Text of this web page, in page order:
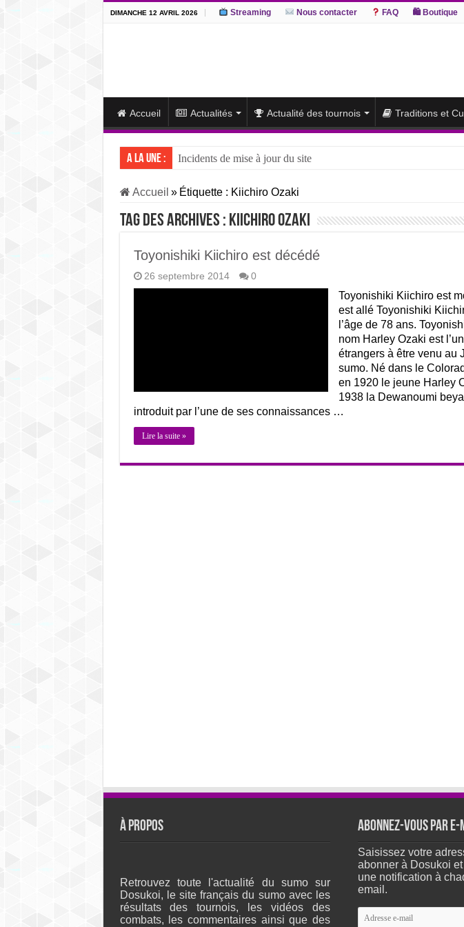
DIMANCHE 12 AVRIL 2026 Streaming Nous contacter FAQ 🛍 Boutique
Accueil Actualités Actualité des tournois Traditions et
A la une :
Incidents de mise à jour du site
J13 – Aonishiki conserve la tête du classement et poursuit sa
J12 – Aonishiki prend la tête du classement après les défaites
Accueil » Étiquette : Kiichiro Ozaki
Tag des archives : Kiichiro Ozaki
Toyonishiki Kiichiro est décédé
26 septembre 2014 0
Toyonishiki Kiichiro est
est allé Toyonishiki
l’âge de 78 ans.
nom Harley Ozaki est
étrangers à être venu au
sumo. Né dans le
en 1920 le jeune Harley
1938 la Dewanoumi
introduit par l’une de ses connaissances …
Lire la suite »
À propos
Retrouvez toute l'actualité du sumo sur
Dosukoi, le site français du sumo avec les
résultats des tournois, les vidéos des
combats, les commentaires ainsi que des
Abonnez-vous par
Saisissez votre
abonner à Dosukoi
une notification à
email.
Adresse
e-